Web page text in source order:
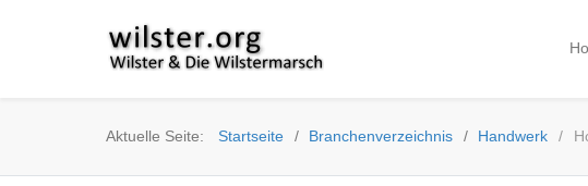
Aktuelle Seite: Startseite Branchenverzeichnis Handwerk